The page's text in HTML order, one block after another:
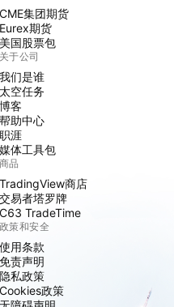
CME集团期货
Eurex期货
美国股票包
关于公司
我们是谁
太空任务
博客
帮助中心
职涯
媒体工具包
商品
TradingView商店
交易者塔罗牌
C63 TradeTime
政策和安全
使用条款
免责声明
隐私政策
Cookies政策